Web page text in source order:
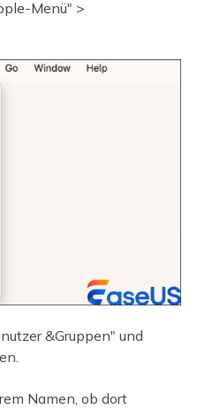
Menü" >
&Gruppen" und
Namen, ob dort